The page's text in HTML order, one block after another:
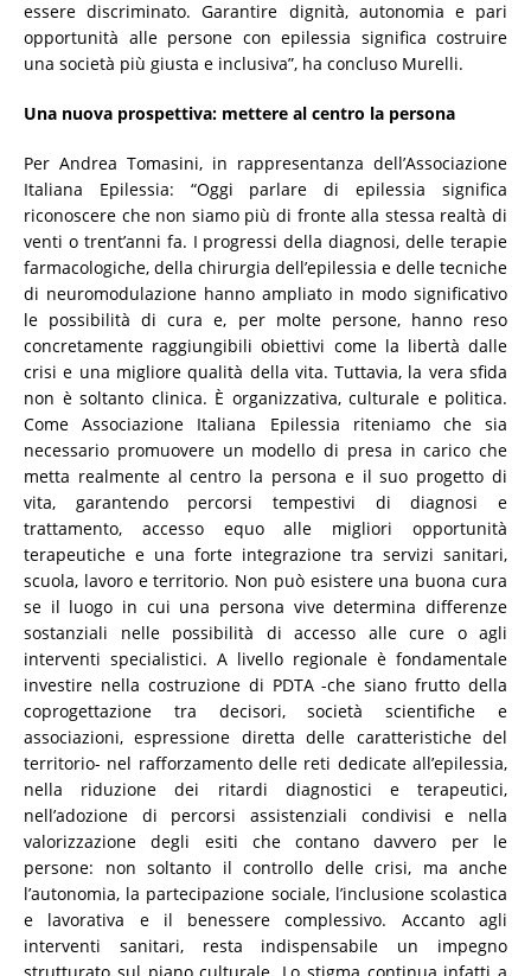
essere discriminato. Garantire dignità, autonomia e pari
opportunità alle persone con epilessia significa costruire
una società più giusta e inclusiva”, ha concluso Murelli.
Una nuova prospettiva: mettere al centro la persona
Per Andrea Tomasini, in rappresentanza dell’Associazione
Italiana Epilessia: “Oggi parlare di epilessia significa
riconoscere che non siamo più di fronte alla stessa realtà di
venti o trent’anni fa. I progressi della diagnosi, delle terapie
farmacologiche, della chirurgia dell’epilessia e delle tecniche
di neuromodulazione hanno ampliato in modo significativo
le possibilità di cura e, per molte persone, hanno reso
concretamente raggiungibili obiettivi come la libertà dalle
crisi e una migliore qualità della vita. Tuttavia, la vera sfida
non è soltanto clinica. È organizzativa, culturale e politica.
Come Associazione Italiana Epilessia riteniamo che sia
necessario promuovere un modello di presa in carico che
metta realmente al centro la persona e il suo progetto di
vita, garantendo percorsi tempestivi di diagnosi e
trattamento, accesso equo alle migliori opportunità
terapeutiche e una forte integrazione tra servizi sanitari,
scuola, lavoro e territorio. Non può esistere una buona cura
se il luogo in cui una persona vive determina differenze
sostanziali nelle possibilità di accesso alle cure o agli
interventi specialistici. A livello regionale è fondamentale
investire nella costruzione di PDTA -che siano frutto della
coprogettazione tra decisori, società scientifiche e
associazioni, espressione diretta delle caratteristiche del
territorio- nel rafforzamento delle reti dedicate all’epilessia,
nella riduzione dei ritardi diagnostici e terapeutici,
nell’adozione di percorsi assistenziali condivisi e nella
valorizzazione degli esiti che contano davvero per le
persone: non soltanto il controllo delle crisi, ma anche
l’autonomia, la partecipazione sociale, l’inclusione scolastica
e lavorativa e il benessere complessivo. Accanto agli
interventi sanitari, resta indispensabile un impegno